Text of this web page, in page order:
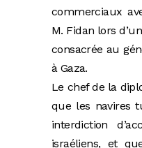
commerciaux
M. Fidan lors
consacrée au
à Gaza.
Le chef de la
que les navires
interdiction
israéliens, et